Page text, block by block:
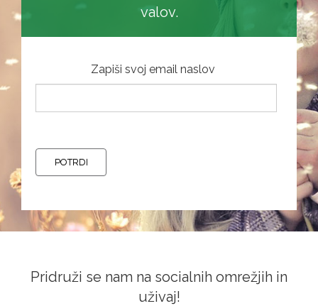
valov.
Zapiši svoj email naslov
POTRDI
Pridruži se nam na socialnih omrežjih in
uživaj!